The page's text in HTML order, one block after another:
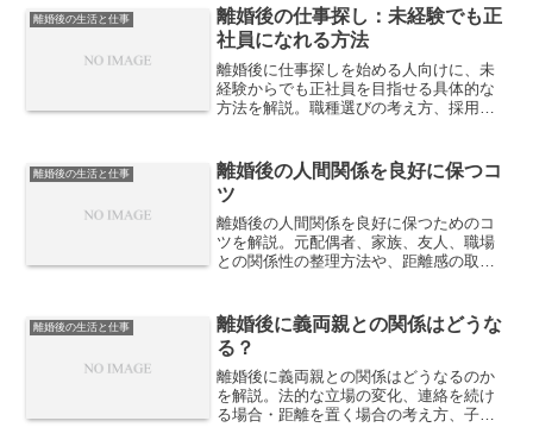
指針を紹介します。
離婚後の生活と仕事
離婚後の仕事探し：未経験でも正
社員になれる方法
離婚後に仕事探しを始める人向けに、未
経験からでも正社員を目指せる具体的な
方法を解説。職種選びの考え方、採用さ
紹介します。
離婚後の生活と仕事
離婚後の人間関係を良好に保つコ
ツ
離婚後の人間関係を良好に保つためのコ
ツを解説。元配偶者、家族、友人、職場
との関係性の整理方法や、距離感の取り
を紹介します。
離婚後の生活と仕事
離婚後に義両親との関係はどうな
る？
離婚後に義両親との関係はどうなるのか
を解説。法的な立場の変化、連絡を続け
る場合・距離を置く場合の考え方、子ど